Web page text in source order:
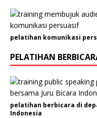
pelatihan komunikasi
PELATIHAN
pelatihan berbicara di
Indonesia